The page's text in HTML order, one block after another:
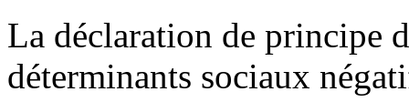
La déclaration de principe
déterminants sociaux